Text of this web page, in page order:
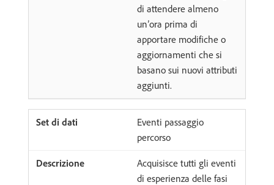
di attendere almeno
un’ora prima di
apportare modifiche o
aggiornamenti che si
basano sui nuovi attributi
aggiunti.
Eventi passaggio
percorso
Acquisisce tutti gli eventi
di esperienza delle fasi